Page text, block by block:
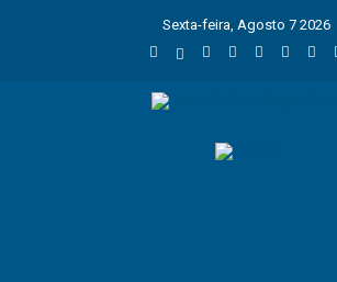
Sexta-feira, Agosto 7 2026